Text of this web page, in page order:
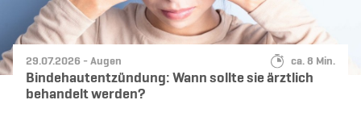
Datum:
29.07.2026 - Kategorie:
Augen Lesedauer:
ca. 8 Min.
Bindehautentzündung: Wann sollte sie ärztlich
behandelt werden?